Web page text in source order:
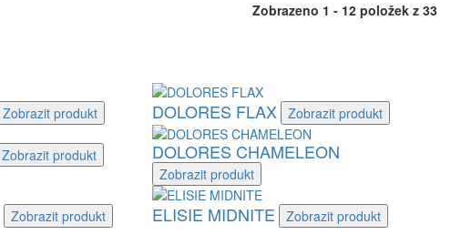
Zobrazeno 1 - 12 položek z 33
Zobrazit produkt DOLORES FLAX Zobrazit produkt
Zobrazit produkt DOLORES CHAMELEON
Zobrazit produkt
Zobrazit produkt ELISIE MIDNITE Zobrazit produkt